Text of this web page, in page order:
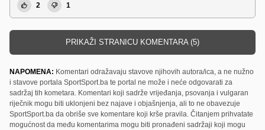
2 1
PRIKAŽI STRANICU KOMENTARA (5)
NAPOMENA: Komentari odražavaju stavove njihovih autora/ica, a ne nužno
i stavove portala SportSport.ba te portal ne može i neće odgovarati za
sadržaj tih kometara. Komentari koji sadrže vrijeđanja, psovanja i vulgaran
riječnik mogu biti uklonjeni bez najave i objašnjenja, ali to ne obavezuje
SportSport.ba da obriše sve komentare koji krše pravila. Čitanjem prihvatate
mogućnost da među komentarima mogu biti pronađeni sadržaji koji mogu